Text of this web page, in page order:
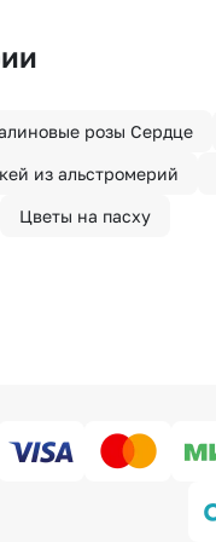
розы Сердце
из альстромерий
Цветы на пасху